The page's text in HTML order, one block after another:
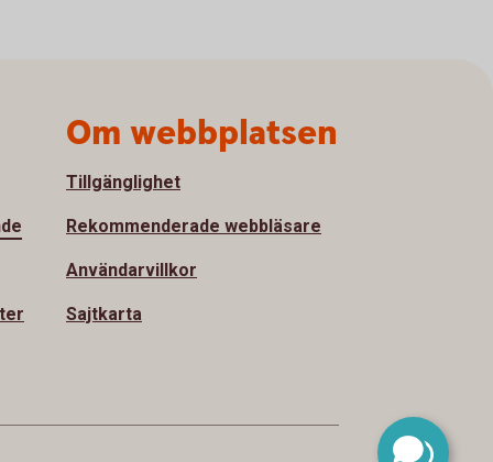
Om webbplatsen
Tillgänglighet
Rekommenderade webbläsare
Användarvillkor
Sajtkarta